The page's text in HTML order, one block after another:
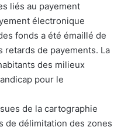
liés au payement
électronique
fonds a été émaillé de
de payements. La
des milieux
pour le
de la cartographie
de délimitation des zones